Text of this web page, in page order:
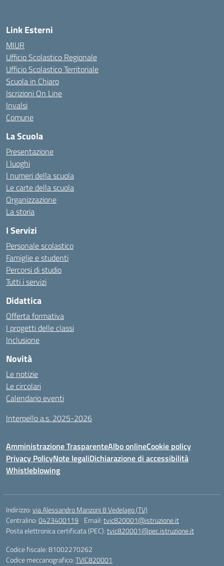
Link Esterni
MIUR
Ufficio Scolastico Regionale
Ufficio Scolastico Territoriale
Scuola in Chiaro
Iscrizioni On Line
Invalsi
Comune
La Scuola
Presentazione
I luoghi
I numeri della scuola
Le carte della scuola
Organizzazione
La storia
I Servizi
Personale scolastico
Famiglie e studenti
Percorsi di studio
Tutti i servizi
Didattica
Offerta formativa
I progetti delle classi
Inclusione
Novità
Le notizie
Le circolari
Calendario eventi
Interpello a.s. 2025-2026
Amministrazione TrasparenteAlbo onlineCookie policy
Privacy PolicyNote legaliDichiarazione di accessibilità
Whistleblowing
Indirizzo:via Alessandro Manzoni 8 Vedelago (TV)
Centralino:0423400119 Email:tvic820001@istruzione.it
Posta elettronica certificata (PEC):tvic820001@pec.istruzione.it
Codice fiscale: 81002270262
Codice meccanografico:TVIC820001